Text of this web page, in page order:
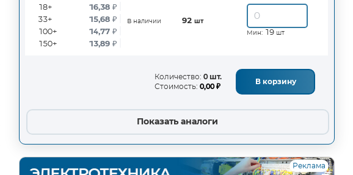
18+
33+
100+
150+
16,38 ₽
15,68 ₽
14,77 ₽
13,89 ₽
В наличии 92 шт
Мин: 19 шт
Количество: 0 шт.
Стоимость: 0,00 ₽
В корзину
Показать аналоги
Реклама